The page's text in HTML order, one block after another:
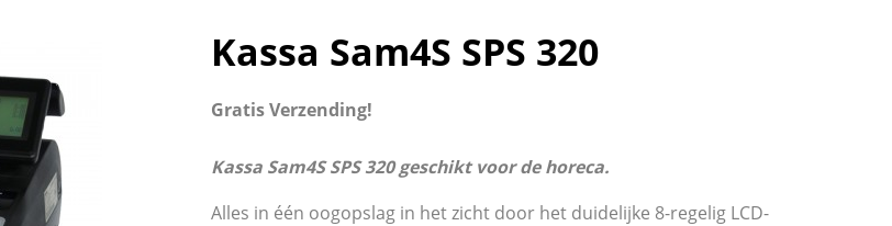
Kassa Sam4S SPS 320
Gratis Verzending!
Kassa Sam4S SPS 320 geschikt voor de horeca.
Alles in één oogopslag in het zicht door het duidelijke 8-regelig LCD-